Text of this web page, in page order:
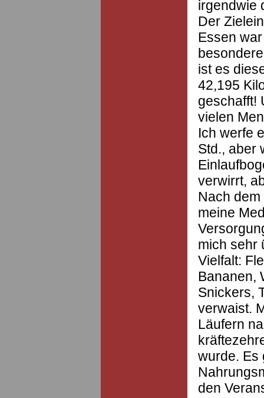
irgendwie
Der
Essen
ist es
42,195
geschafft!
vielen
Ich werfe
Std., aber
verwirrt,
Nach
meine
mich sehr
Vielfalt:
Bananen,
Snickers,
verwaist.
Läufern
wurde. Es
den